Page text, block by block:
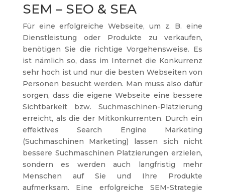
SEM – SEO & SEA
Für eine erfolgreiche Webseite, um z. B. eine
Dienstleistung oder Produkte zu verkaufen,
benötigen Sie die richtige Vorgehensweise. Es
ist nämlich so, dass im Internet die Konkurrenz
sehr hoch ist und nur die besten Webseiten von
Personen besucht werden. Man muss also dafür
sorgen, dass die eigene Webseite eine bessere
Sichtbarkeit bzw. Suchmaschinen-Platzierung
erreicht, als die der Mitkonkurrenten. Durch ein
effektives Search Engine Marketing
(Suchmaschinen Marketing) lassen sich nicht
bessere Suchmaschinen Platzierungen erzielen,
sondern es werden auch langfristig mehr
Menschen auf Sie und Ihre Produkte
aufmerksam. Eine erfolgreiche SEM-Strategie